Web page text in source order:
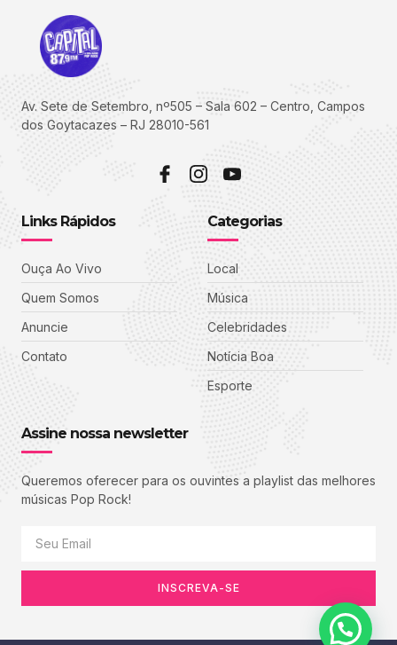
Av. Sete de Setembro, nº505 – Sala 602 – Centro, Campos
dos Goytacazes – RJ 28010-561
Links Rápidos
Ouça Ao Vivo
Quem Somos
Anuncie
Contato
Categorias
Local
Música
Celebridades
Notícia Boa
Esporte
Assine nossa newsletter
Queremos oferecer para os ouvintes a playlist das melhores
músicas Pop Rock!
INSCREVA-SE